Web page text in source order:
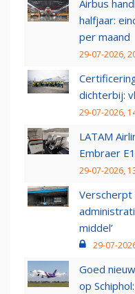
Airbus
halfjaar:
per maand
29-07-2026,
dichterbij:
29-07-2026,
LATAM
Embraer
29-07-2026,
Verscherpt
middel’
29-07-
Goed
op